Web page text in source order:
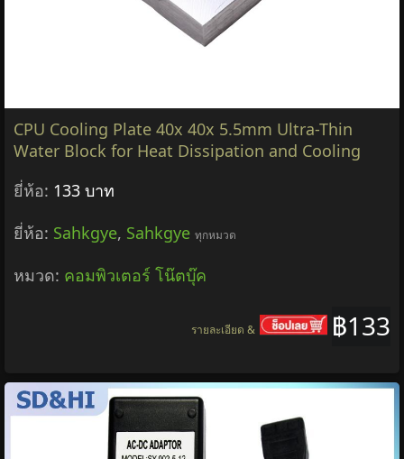
CPU Cooling Plate 40x 40x 5.5mm Ultra-Thin
Water Block for Heat Dissipation and Cooling
ยี่ห้อ: 133 บาท
ยี่ห้อ: Sahkgye, Sahkgye ทุกหมวด
หมวด: คอมพิวเตอร์ โน๊ตบุ๊ค
฿133
รายละเอียด &